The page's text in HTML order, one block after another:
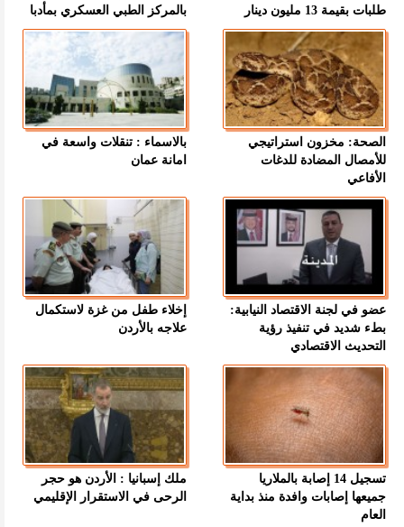
طلبات بقيمة 13 مليون دينار
بالمركز الطبي العسكري بمأدبا
الصحة: مخزون استراتيجي
للأمصال المضادة للدغات
الأفاعي
بالاسماء : تنقلات واسعة في
امانة عمان
عضو في لجنة الاقتصاد النيابية:
بطء شديد في تنفيذ رؤية
التحديث الاقتصادي
إخلاء طفل من غزة لاستكمال
علاجه بالأردن
تسجيل 14 إصابة بالملاريا
جميعها إصابات وافدة منذ بداية
العام
ملك إسبانيا : الأردن هو حجر
الرحى في الاستقرار الإقليمي